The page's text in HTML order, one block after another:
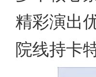
精彩演出
院线持卡